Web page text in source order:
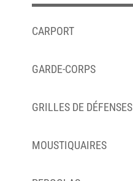
CARPORT
GARDE-CORPS
GRILLES DE DÉFENSES
MOUSTIQUAIRES